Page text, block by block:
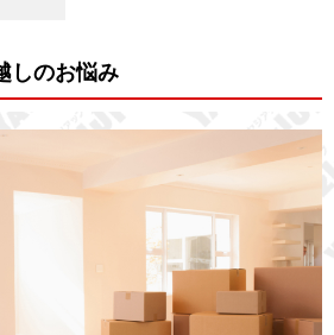
しのお悩み